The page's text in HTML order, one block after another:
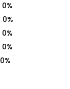
0%
0%
0%
0%
0%